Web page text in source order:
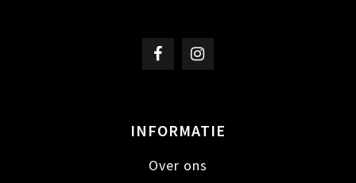
INFORMATIE
Over ons